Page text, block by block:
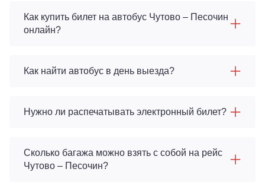
Как купить билет на автобус Чутово – Песочин
онлайн?
Как найти автобус в день выезда?
Нужно ли распечатывать электронный билет?
Сколько багажа можно взять с собой на рейс
Чутово – Песочин?